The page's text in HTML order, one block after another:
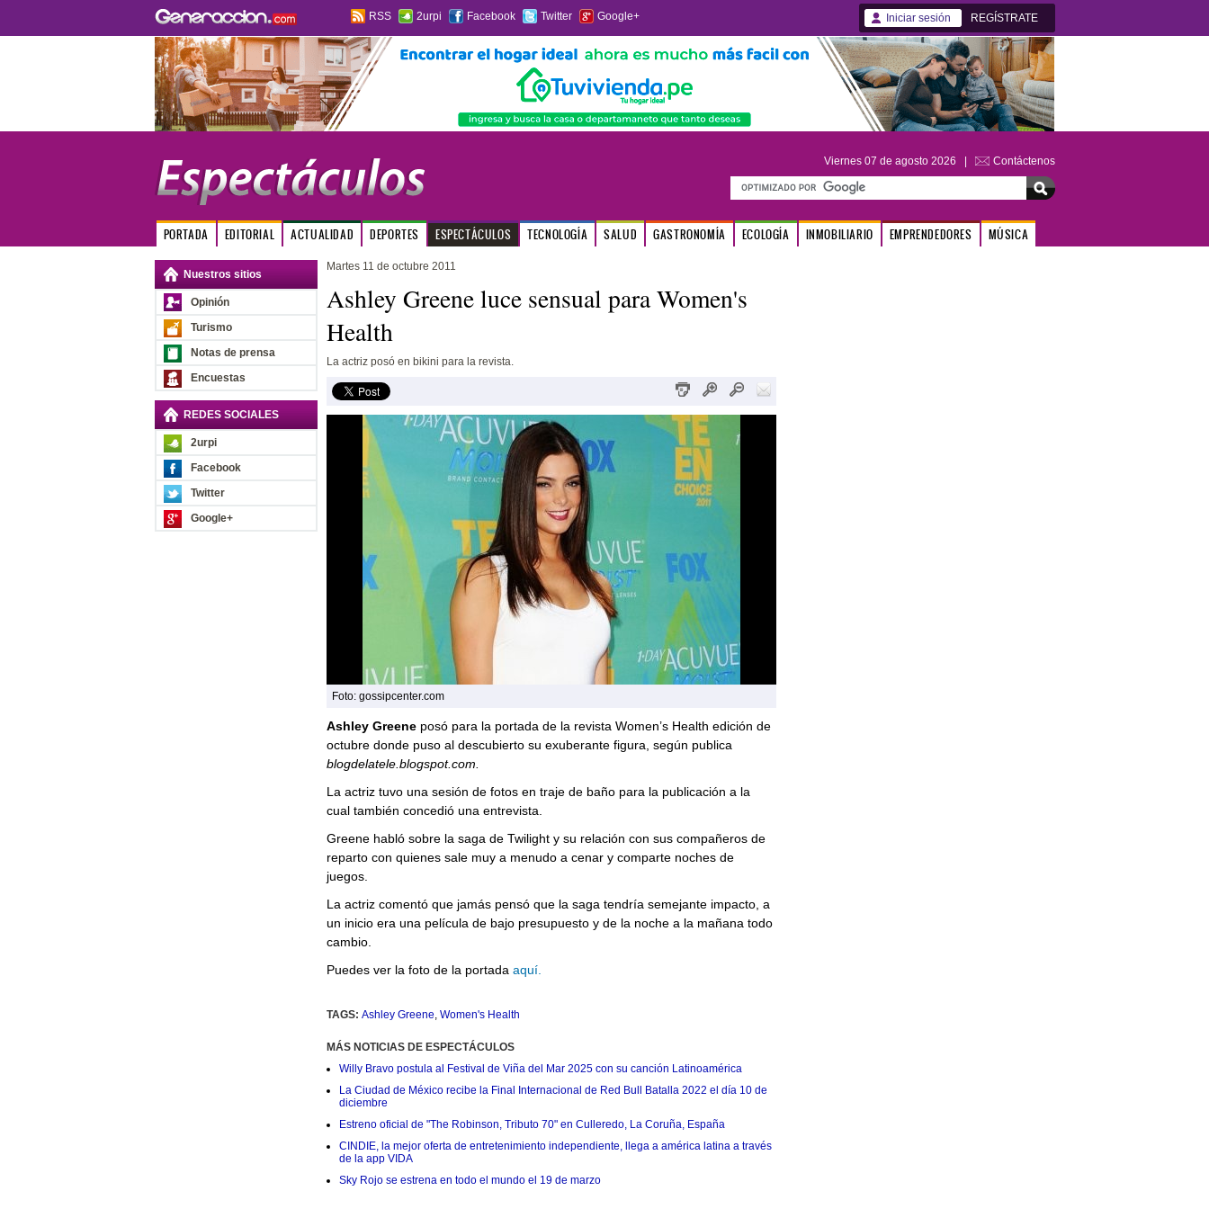
RSS 2urpi Facebook Twitter Google+ Iniciar sesión REGÍSTRATE
Viernes 07 de agosto 2026 | Contáctenos
PORTADA EDITORIAL ACTUALIDAD DEPORTES ESPECTÁCULOS TECNOLOGÍA SALUD GASTRONOMÍA ECOLOGÍA INMOBILIARIO EMPRENDEDORES MÚSICA
Nuestros sitios
Opinión
Turismo
Notas de prensa
Encuestas
REDES SOCIALES
2urpi
Facebook
Twitter
Google+
Martes 11 de octubre 2011
Ashley Greene luce sensual para Women's
Health
La actriz posó en bikini para la revista.
Foto: gossipcenter.com
Ashley Greeneposó para la portada de la revista Women’s Health edición de
octubre donde puso al descubierto su exuberante figura, según publica
blogdelatele.blogspot.com.
La actriz tuvo una sesión de fotos en traje de baño para la publicación a la
cual también concedió una entrevista.
Greene habló sobre la saga de Twilight y su relación con sus compañeros de
reparto con quienes sale muy a menudo a cenar y comparte noches de
juegos.
La actriz comentó que jamás pensó que la saga tendría semejante impacto, a
un inicio era una película de bajo presupuesto y de la noche a la mañana todo
cambio.
Puedes ver la foto de la portada aquí.
TAGS: Ashley Greene, Women's Health
MÁS NOTICIAS DE ESPECTÁCULOS
Willy Bravo postula al Festival de Viña del Mar 2025 con su canción Latinoamérica
La Ciudad de México recibe la Final Internacional de Red Bull Batalla 2022 el día 10 de
diciembre
Estreno oficial de "The Robinson, Tributo 70" en Culleredo, La Coruña, España
CINDIE, la mejor oferta de entretenimiento independiente, llega a américa latina a través
de la app VIDA
Sky Rojo se estrena en todo el mundo el 19 de marzo